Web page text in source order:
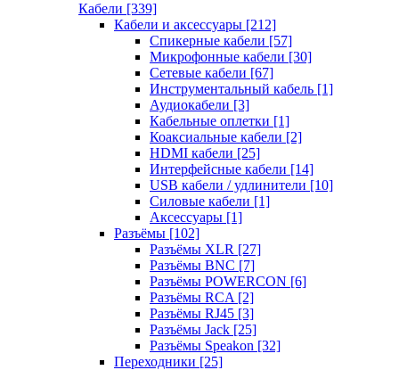
Кабели [339]
Кабели и аксессуары [212]
Спикерные кабели [57]
Микрофонные кабели [30]
Сетевые кабели [67]
Инструментальный кабель [1]
Аудиокабели [3]
Кабельные оплетки [1]
Коаксиальные кабели [2]
HDMI кабели [25]
Интерфейсные кабели [14]
USB кабели / удлинители [10]
Силовые кабели [1]
Аксессуары [1]
Разъёмы [102]
Разъёмы XLR [27]
Разъёмы BNC [7]
Разъёмы POWERCON [6]
Разъёмы RCA [2]
Разъёмы RJ45 [3]
Разъёмы Jack [25]
Разъёмы Speakon [32]
Переходники [25]